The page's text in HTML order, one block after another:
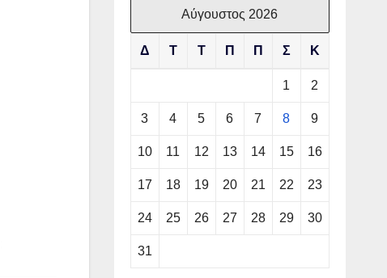
Αύγουστος 2026
Δ Τ Τ Π Π Σ Κ
1 2
3 4 5 6 7 8 9
10 11 12 13 14 15 16
17 18 19 20 21 22 23
24 25 26 27 28 29 30
31